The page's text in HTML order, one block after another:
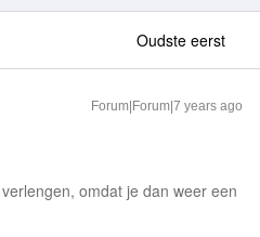
Oudste eerst
Forum|Forum|7 years ago
omdat je dan weer een